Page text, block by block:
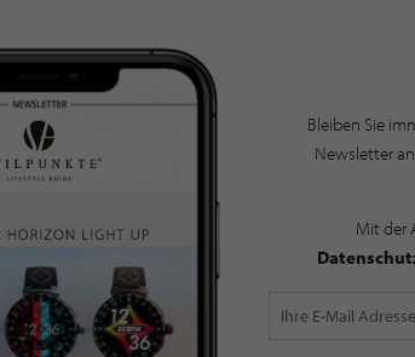
Bleiben Sie
Newsletter
Mit der